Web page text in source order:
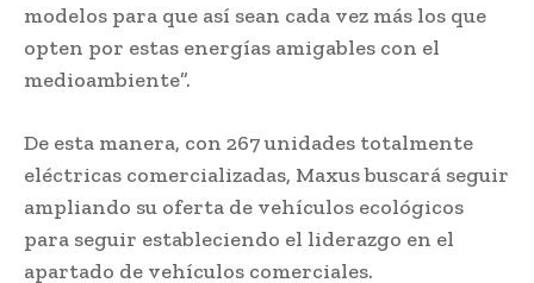
modelos para que así sean cada vez más los que
opten por estas energías amigables con el
medioambiente”.
De esta manera, con 267 unidades totalmente
eléctricas comercializadas, Maxus buscará seguir
ampliando su oferta de vehículos ecológicos
para seguir estableciendo el liderazgo en el
apartado de vehículos comerciales.